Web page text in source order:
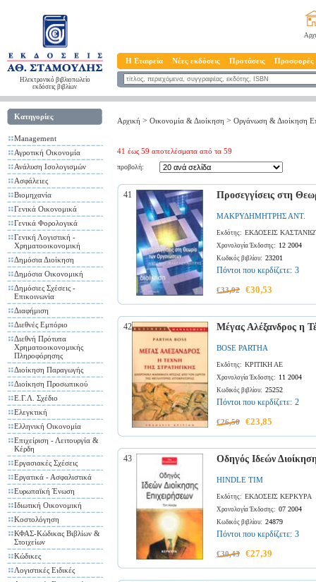
Ηλεκτρονικό βιβλιοπωλείο
εκδόσεις βιβλίων
Η Εταιρεία Νέες εκδόσεις Προτάσεις Προσφορές
Κατηγορίες
Management
Αγροτική Οικονομία
Ανάλυση Ισολογισμών
Ασφάλειες
Βιομηχανία
Γενικά Οικονομικά
Γενικά Φορολογικά
Γενική Λογιστική -
Χρηματοοικονομική
Δημόσια Διοίκηση
Δημόσια Οικονομική
Δημόσιες Σχέσεις -
Επικοινωνία
Διαφήμιση
Διεθνές Εμπόριο
Διεθνή Πρότυπα
Χρηματοοικονομικής
Πληροφόρησης
Διοίκηση Παραγωγής
Διοίκηση Προσωπικού
Ε.Γ.Λ. Σχέδιο
Ελεγκτική
Ελληνική Οικονομία
Επιχείριση - Λειτουργία &
Κέρδη
Εργασιακές Σχέσεις
Εργατικά - Ασφαλιστικά
Ευρωπαϊκή Ένωση
Ιδιωτική Οικονομική
Κοστολόγηση
ΚΦΑΣ-Κώδικας Βιβλίων &
Στοιχείων
Κώδικες
Λογιστικές Ειδικές
Αρχική > Οικονομία & Διοίκηση > Οργάνωση & Διοίκηση
41 έως 59 αποτελέσματα από τα 59
προβολή:
41 Προσεγγίσεις στη
ΜΑΚΡΥΔΗΜΗΤΡΗΣ ΑΝΤ.
Εκδότης: ΕΚΔΟΣΕΙΣ
Χρονολογία Έκδοσης: 12 2004
Κωδικός βιβλίου: 23201
Πόντοι που κερδίζετε: 3
€33,92 €30,53
42 Μέγας Αλέξανδρος η
BOSE PARTHA
Εκδότης: ΚΡΙΤΙΚΗ ΑΕ
Χρονολογία Έκδοσης: 11 2004
Κωδικός βιβλίου: 25252
Πόντοι που κερδίζετε: 2
€26,50 €23,85
43 Οδηγός Ιδεών
HINDLE TIM
Εκδότης: ΕΚΔΟΣΕΙΣ ΚΕΡΚΥΡΑ
Χρονολογία Έκδοσης: 07 2004
Κωδικός βιβλίου: 24879
Πόντοι που κερδίζετε: 3
€30,43 €27,39